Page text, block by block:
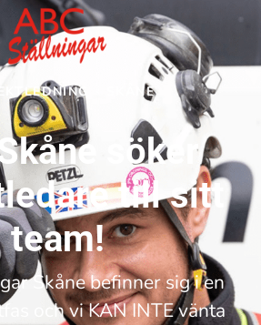
SKÅNE
Skåne söker
till sitt
team!
Skåne befinner sig i en
och vi KAN INTE vänta